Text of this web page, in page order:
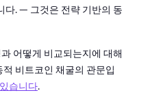
다. — 그것은 전략 기반의 동
어떻게 비교되는지에 대해
비트코인 채굴의 관문입
습니다.